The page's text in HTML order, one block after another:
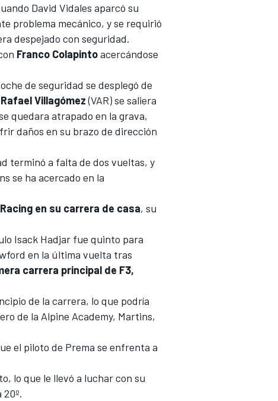
David Vidales aparcó su
problema mecánico, y se requirió
despejado con seguridad.
Franco Colapintoacercándose
de seguridad se desplegó de
Rafael Villagómez(VAR) se saliera
quedara atrapado en la grava,
daños en su brazo de dirección
terminó a falta de dos vueltas, y
se ha acercado en la
en su carrera de casa, su
Isack Hadjar fue quinto para
en la última vuelta tras
carrera principal de F3,
de la carrera, lo que podría
de la Alpine Academy, Martins,
el piloto de Prema se enfrenta a
lo que le llevó a luchar con su